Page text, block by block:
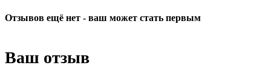
Отзывов ещё нет - ваш может стать первым
Ваш отзыв